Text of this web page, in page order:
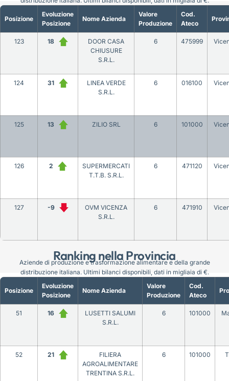
Ranking nella Provincia
Posizione
Evoluzione
Posizione
Nome Azienda
Valore
Produzione
Cod.
Ateco
123 18
DOOR CASA
CHIUSURE
S.R.L.
6 475999
124 31
LINEA VERDE
S.R.L.
6 016100
125 13 ZILIO SRL 6 101000
126 2
SUPERMERCATI
T.T.B. S.R.L.
6 471120
127 -9
OVM VICENZA
S.R.L.
6 471910
Posizione
Evoluzione
Posizione
Nome Azienda
Valore
Produzione
Cod.
Ateco
51 16
LUSETTI SALUMI
S.R.L.
6 101000
52 21
FILIERA
AGROALIMENTARE
TRENTINA S.R.L.
6 101000
Aziende di produzione e trasformazione alimentare e della grande
distribuzione italiana. Ultimi bilanci disponibili, dati in migliaia di €.